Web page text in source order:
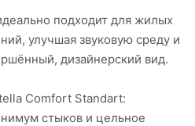
подходит для жилых
улучшая звуковую среду и
дизайнерский вид.
Comfort Standart:
стыков и цельное